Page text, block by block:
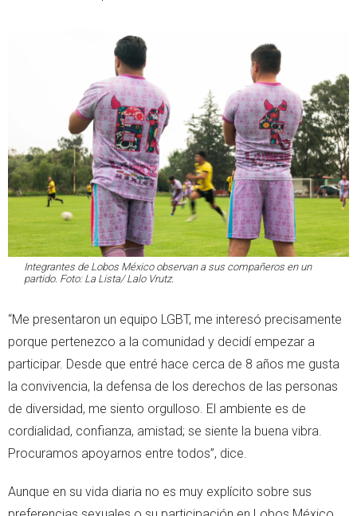
Integrantes de Lobos México observan a sus compañeros en un
partido. Foto: La Lista/ Lalo Vrutz.
“Me presentaron un equipo LGBT, me interesó precisamente
porque pertenezco a la comunidad y decidí empezar a
participar. Desde que entré hace cerca de 8 años me gusta
la convivencia, la defensa de los derechos de las personas
de diversidad, me siento orgulloso. El ambiente es de
cordialidad, confianza, amistad; se siente la buena vibra.
Procuramos apoyarnos entre todos”, dice.
Aunque en su vida diaria no es muy explícito sobre sus